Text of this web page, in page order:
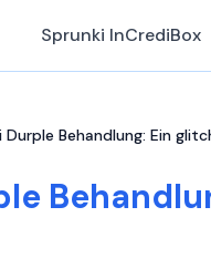
Sprunki InCrediBox
Durple Behandlung: Ein